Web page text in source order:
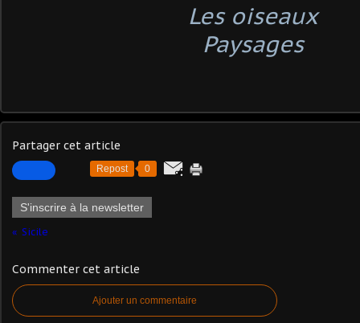
Les oiseaux
Paysages
Partager cet article
Repost 0
S'inscrire à la newsletter
Sicile
Commenter cet article
Ajouter un commentaire